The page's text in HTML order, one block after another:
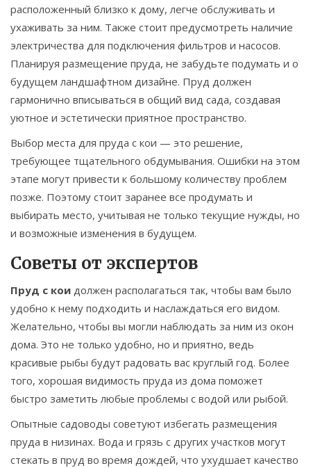
расположенный близко к дому, легче обслуживать и
ухаживать за ним. Также стоит предусмотреть наличие
электричества для подключения фильтров и насосов.
Планируя размещение пруда, не забудьте подумать и о
будущем ландшафтном дизайне. Пруд должен
гармонично вписываться в общий вид сада, создавая
уютное и эстетически приятное пространство.
Выбор места для пруда с кои — это решение,
требующее тщательного обдумывания. Ошибки на этом
этапе могут привести к большому количеству проблем
позже. Поэтому стоит заранее все продумать и
выбирать место, учитывая не только текущие нужды, но
и возможные изменения в будущем.
Советы от экспертов
Пруд с кои должен располагаться так, чтобы вам было
удобно к нему подходить и наслаждаться его видом.
Желательно, чтобы вы могли наблюдать за ним из окон
дома. Это не только удобно, но и приятно, ведь
красивые рыбы будут радовать вас круглый год. Более
того, хорошая видимость пруда из дома поможет
быстро заметить любые проблемы с водой или рыбой.
Опытные садоводы советуют избегать размещения
пруда в низинах. Вода и грязь с других участков могут
стекать в пруд во время дождей, что ухудшает качество